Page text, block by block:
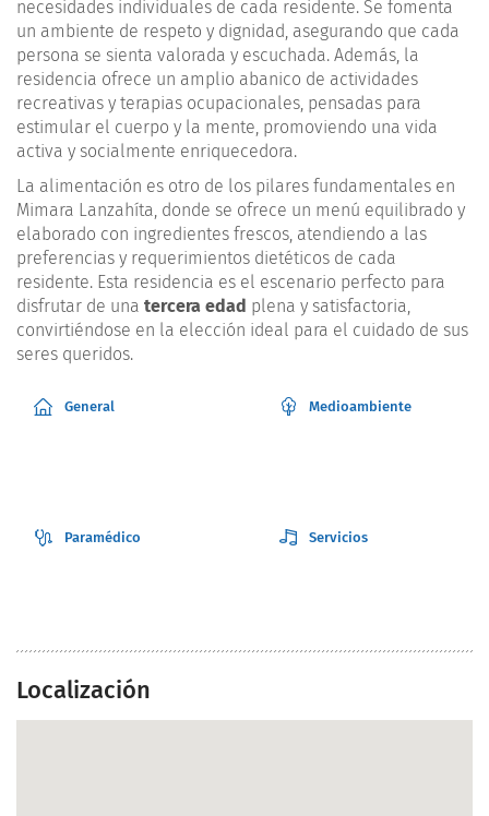
necesidades individuales de cada residente. Se fomenta
un ambiente de respeto y dignidad, asegurando que cada
persona se sienta valorada y escuchada. Además, la
residencia ofrece un amplio abanico de actividades
recreativas y terapias ocupacionales, pensadas para
estimular el cuerpo y la mente, promoviendo una vida
activa y socialmente enriquecedora.
La alimentación es otro de los pilares fundamentales en
Mimara Lanzahíta, donde se ofrece un menú equilibrado y
elaborado con ingredientes frescos, atendiendo a las
preferencias y requerimientos dietéticos de cada
residente. Esta residencia es el escenario perfecto para
disfrutar de una tercera edad plena y satisfactoria,
convirtiéndose en la elección ideal para el cuidado de sus
seres queridos.
General Medioambiente
Paramédico Servicios
Localización